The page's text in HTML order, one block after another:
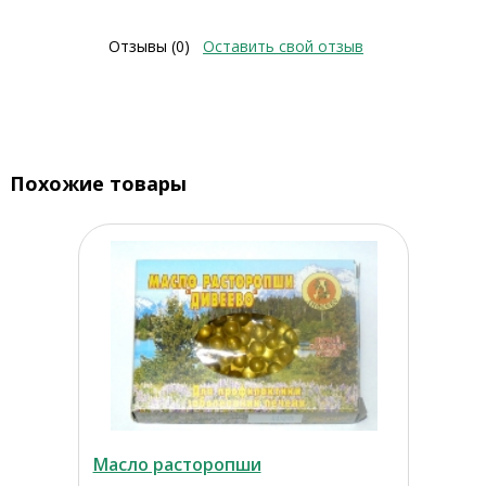
Отзывы (0) Оставить свой отзыв
Похожие товары
Масло расторопши